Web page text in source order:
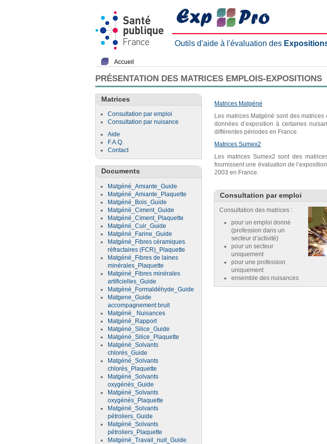
Outils d'aide à l'évaluation des
Accueil
PRÉSENTATION DES MATRICES EMPLOIS-EXPOSITIONS
Matrices
Consultation par emploi
Consultation par nuisance
Aide
F.A.Q.
Contact
Documents
Matgéné_Amiante_Guide
Matgéné_Amiante_Plaquette
Matgéné_Bois_Guide
Matgéné_Ciment_Guide
Matgéné_Ciment_Plaquette
Matgéné_Cuir_Guide
Matgéné_Farine_Guide
Matgéné_Fibres céramiques
réfractaires (FCR)_Plaquette
Matgéné_Fibres de laines
minérales_Plaquette
Matgéné_Fibres minérales
artificielles_Guide
Matgéné_Formaldéhyde_Guide
Matgene_Guide
accompagnement bruit
Matgéné_ Nuisances
Matgéné_Rapport
Matgéné_Silice_Guide
Matgéné_Silice_Plaquette
Matgéné_Solvants
chlorés_Guide
Matgéné_Solvants
chlorés_Plaquette
Matgéné_Solvants
oxygénés_Guide
Matgéné_Solvants
oxygénés_Plaquette
Matgéné_Solvants
pétroliers_Guide
Matgéné_Solvants
pétroliers_Plaquette
Matgéné_Travail_nuit_Guide
Matrices Matgéné
Les matrices Matgéné sont des
données d’exposition à certaines
différentes périodes en France.
Matrices Sumex2
Les matrices Sumex2 sont des
fournissent une évaluation de
2003 en France.
Consultation par emploi
Consultation des matrices :
pour un emploi donné
(profession dans un
secteur d’activité)
pour un secteur
uniquement
pour une profession
uniquement
ensemble des nuisances